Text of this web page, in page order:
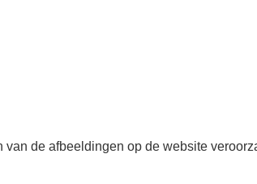
de afbeeldingen op de website